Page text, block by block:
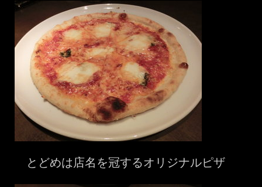
とどめは店名を冠するオリジナルピザ